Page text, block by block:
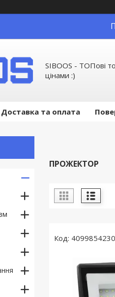
SIBOOS - ТОПові
цінами :)
Доставка та оплата
ПРОЖЕКТОР